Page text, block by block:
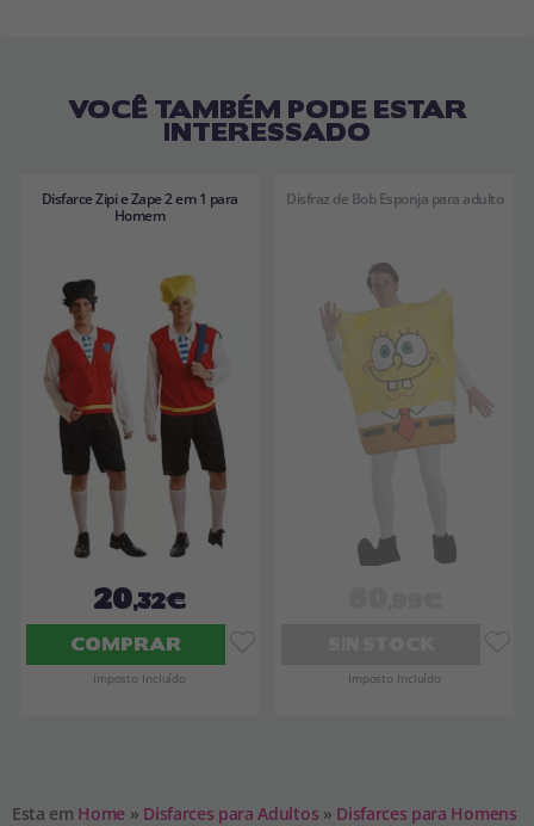
VOCÊ TAMBÉM PODE ESTAR
INTERESSADO
Disfarce Zipi e Zape 2 em 1 para
Homem
20,32€
COMPRAR
Imposto Incluído
Disfraz de Bob Esponja para adulto
Imposto Incluído
Esta em Home » Disfarces para Adultos » Disfarces para Homens